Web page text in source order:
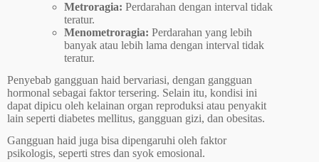
Metroragia: Perdarahan dengan interval tidak
teratur.
Menometroragia: Perdarahan yang lebih
banyak atau lebih lama dengan interval tidak
teratur.
Penyebab gangguan haid bervariasi, dengan gangguan
hormonal sebagai faktor tersering. Selain itu, kondisi ini
dapat dipicu oleh kelainan organ reproduksi atau penyakit
lain seperti diabetes mellitus, gangguan gizi, dan obesitas.
Gangguan haid juga bisa dipengaruhi oleh faktor
psikologis, seperti stres dan syok emosional.